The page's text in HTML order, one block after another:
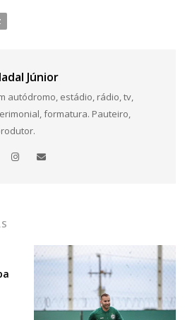
Júnior
autódromo, estádio, rádio, tv,
formatura. Pauteiro,